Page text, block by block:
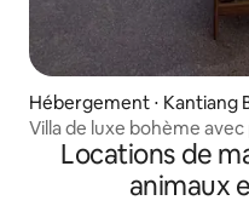
Hébergement ⋅ Kantiang
Villa de luxe bohème
Locations de
animaux